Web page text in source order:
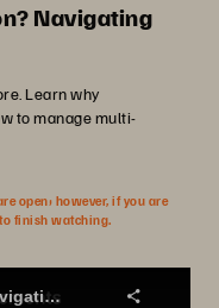
Navigating
Learn why
to manage multi-
open; however, if you are
finish watching.
Who's Driving Virtualization? Navigating This New Landscape